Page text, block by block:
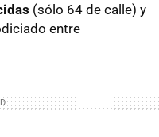
(sólo 64 de calle) y
entre